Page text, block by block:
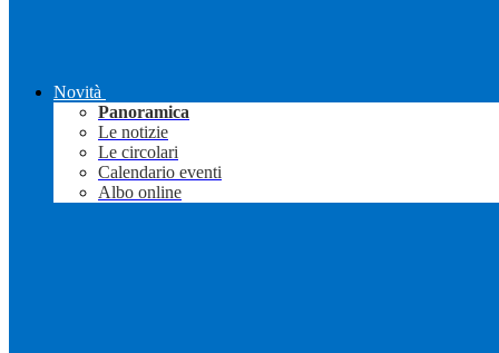
Novità
Panoramica
Le notizie
Le circolari
Calendario eventi
Albo online